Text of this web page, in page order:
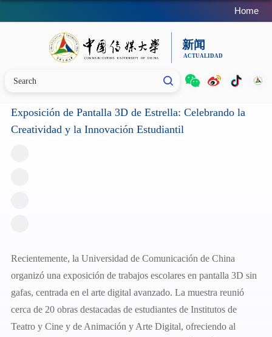
Home
Exposición de Pantalla 3D de Estrella: Celebrando la
Creatividad y la Innovación Estudiantil
Recientemente, la Universidad de Comunicación de China
organizó una exposición de trabajos escolares en pantalla 3D sin
gafas, centrada en el arte digital avanzado. La muestra reunió
cerca de 20 obras destacadas de estudiantes de Institutos de
Teatro y Cine y de Animación y Arte Digital, ofreciendo al